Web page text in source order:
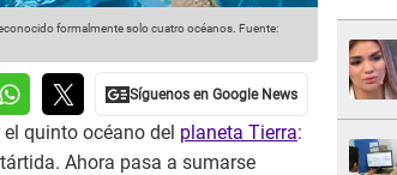
formalmente solo cuatro océanos. Fuente:
quinto océano del planeta Tierra:
Ahora pasa a sumarse